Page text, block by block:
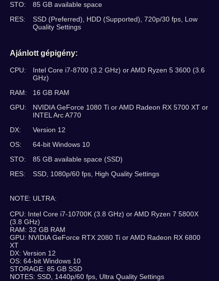
STO:
85 GB available space
RES:
SSD (Preferred), HDD (Supported), 720p/30 fps, Low
Quality Settings
Ajánlott gépigény:
CPU:
Intel Core i7-8700 (3.2 GHz) or AMD Ryzen 5 3600 (3.6
GHz)
RAM:
16 GB RAM
GPU:
NVIDIA GeForce 1080 Ti or AMD Radeon RX 5700 XT or
INTEL Arc A770
DX:
Version 12
OS:
64-bit Windows 10
STO:
85 GB available space (SSD)
RES:
SSD, 1080p/60 fps, High Quality Settings
NOTE: ULTRA:
CPU: Intel Core i7-10700K (3.8 GHz) or AMD Ryzen 7 5800X
(3.8 GHz)
RAM: 32 GB RAM
GPU: NVIDIA GeForce RTX 2080 Ti or AMD Radeon RX 6800
XT
DX: Version 12
OS: 64-bit Windows 10
STORAGE: 85 GB SSD
NOTES: SSD, 1440p/60 fps, Ultra Quality Settings